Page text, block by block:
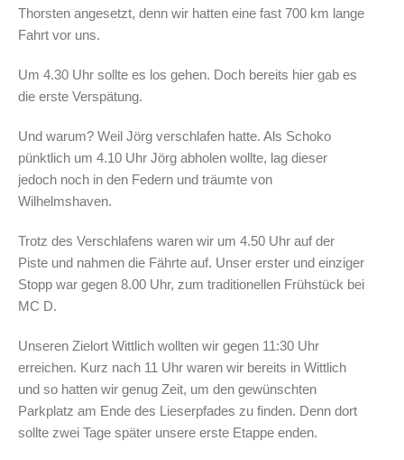
Thorsten angesetzt, denn wir hatten eine fast 700 km lange
Fahrt vor uns.
Um 4.30 Uhr sollte es los gehen. Doch bereits hier gab es
die erste Verspätung.
Und warum? Weil Jörg verschlafen hatte. Als Schoko
pünktlich um 4.10 Uhr Jörg abholen wollte, lag dieser
jedoch noch in den Federn und träumte von
Wilhelmshaven.
Trotz des Verschlafens waren wir um 4.50 Uhr auf der
Piste und nahmen die Fährte auf. Unser erster und einziger
Stopp war gegen 8.00 Uhr, zum traditionellen Frühstück bei
MC D.
Unseren Zielort Wittlich wollten wir gegen 11:30 Uhr
erreichen. Kurz nach 11 Uhr waren wir bereits in Wittlich
und so hatten wir genug Zeit, um den gewünschten
Parkplatz am Ende des Lieserpfades zu finden. Denn dort
sollte zwei Tage später unsere erste Etappe enden.